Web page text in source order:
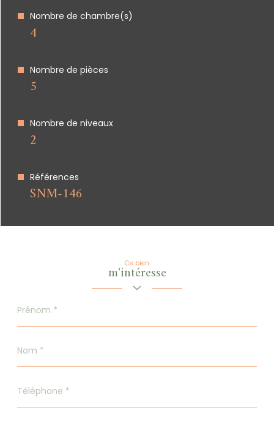
Nombre de chambre(s)
4
Nombre de pièces
5
Nombre de niveaux
2
Références
SNM-146
Ce bien
m'intéresse
*
*
*